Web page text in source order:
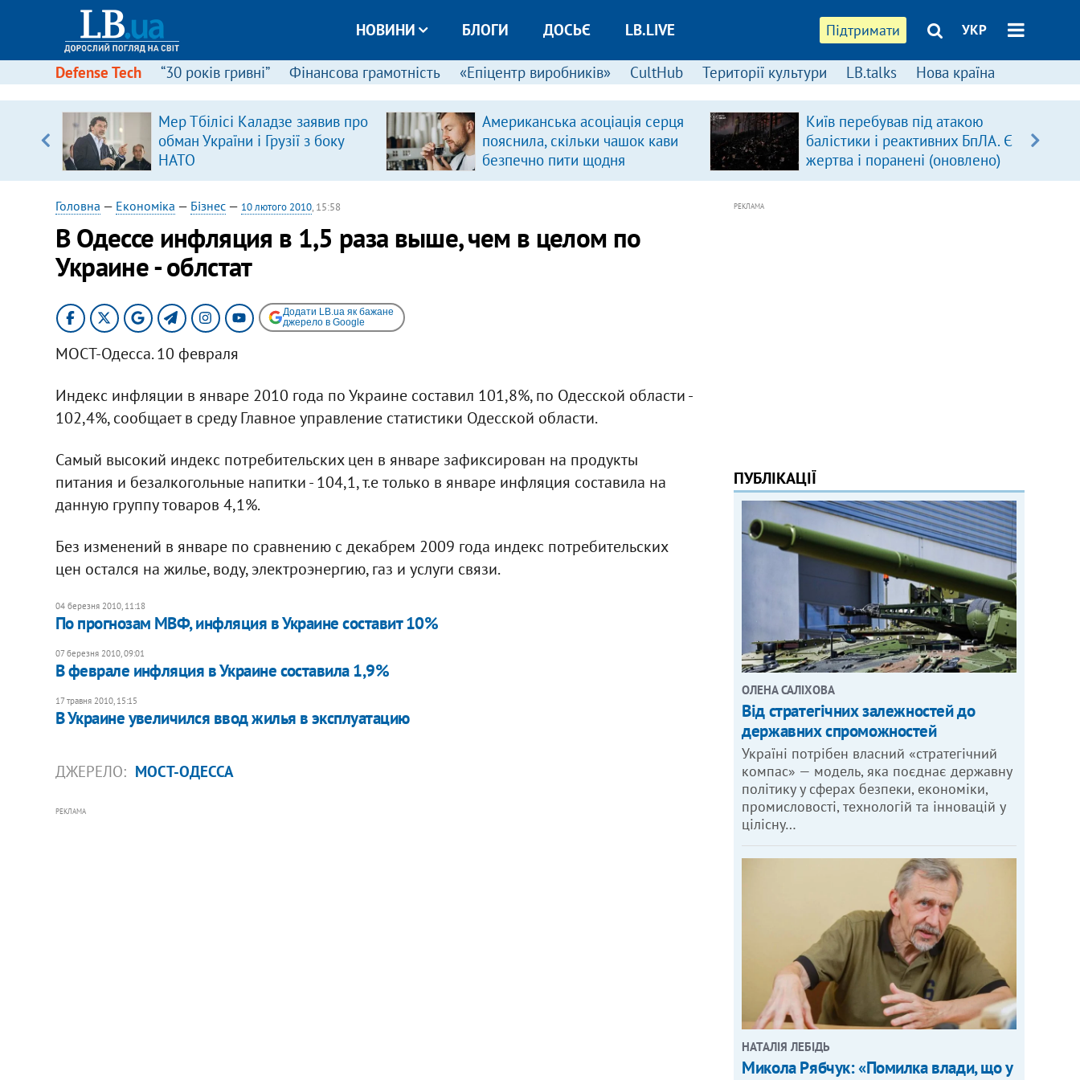
Підтримати УКР
НОВИНИ БЛОГИ ДОСЬЄ LB.LIVE
Defense Tech “30 років гривні” Фінансова грамотність «Епіцентр виробників» CultHub Території культури LB.talks Нова країна
Мер Тбілісі Каладзе заявив про
обман України і Грузії з боку
НАТО
Американська асоціація серця
пояснила, скільки чашок кави
безпечно пити щодня
Київ перебував під атакою
балістики і реактивних БпЛА. Є
жертва і поранені (оновлено)
Головна — Економіка — Бізнес— 10 лютого 2010, 15:58
В Одессе инфляция в 1,5 раза выше, чем в целом по
Украине - облстат
Додати LB.ua як бажане
джерело в Google
МОСТ-Одесса. 10 февраля
Индекс инфляции в январе 2010 года по Украине составил 101,8%, по Одесской области -
102,4%, сообщает в среду Главное управление статистики Одесской области.
Самый высокий индекс потребительских цен в январе зафиксирован на продукты
питания и безалкогольные напитки - 104,1, т.е только в январе инфляция составила на
данную группу товаров 4,1%.
Без изменений в январе по сравнению с декабрем 2009 года индекс потребительских
цен остался на жилье, воду, электроэнергию, газ и услуги связи.
04 березня 2010, 11:18
По прогнозам МВФ, инфляция в Украине составит 10%
07 березня 2010, 09:01
В феврале инфляция в Украине составила 1,9%
17 травня 2010, 15:15
В Украине увеличился ввод жилья в эксплуатацию
ДЖЕРЕЛО: МОСТ-ОДЕССА
РЕКЛАМА
РЕКЛАМА
ПУБЛІКАЦІЇ
ОЛЕНА САЛІХОВА
Від стратегічних залежностей до
державних спроможностей
Україні потрібен власний «стратегічний
компас» — модель, яка поєднає державну
політику у сферах безпеки, економіки,
промисловості, технологій та інновацій у
цілісну…
НАТАЛІЯ ЛЕБІДЬ
Микола Рябчук: «Помилка влади, що у